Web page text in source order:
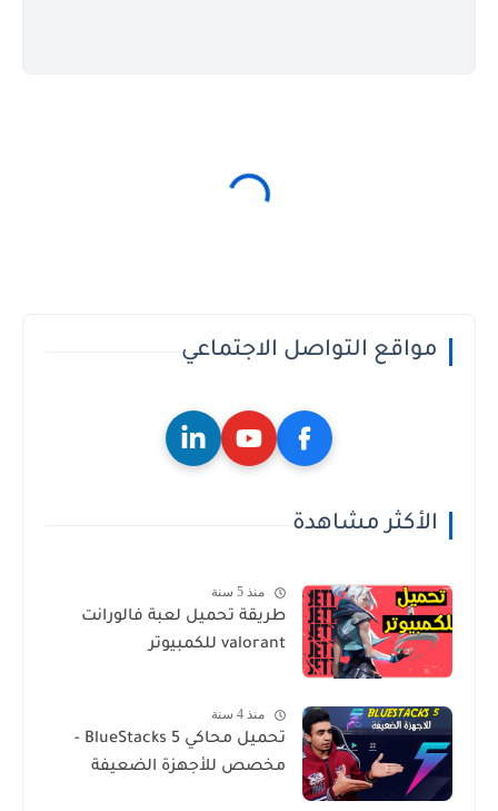
مواقع التواصل الاجتماعي
الأكثر مشاهدة
منذ 5 سنة
طريقة تحميل لعبة فالورانت
valorant للكمبيوتر
منذ 4 سنة
تحميل محاكي BlueStacks 5 -
مخصص للأجهزة الضعيفة